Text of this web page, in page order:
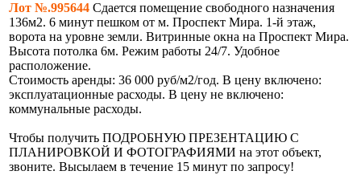
Лот №.995644 Сдается помещение свободного назначения
136м2. 6 минут пешком от м. Проспект Мира. 1-й этаж,
ворота на уровне земли. Витринные окна на Проспект Мира.
Высота потолка 6м. Режим работы 24/7. Удобное
расположение.
Стоимость аренды: 36 000 руб/м2/год. В цену включено:
эксплуатационные расходы. В цену не включено:
коммунальные расходы.
Чтобы получить ПОДРОБНУЮ ПРЕЗЕНТАЦИЮ С
ПЛАНИРОВКОЙ И ФОТОГРАФИЯМИ на этот объект,
звоните. Высылаем в течение 15 минут по запросу!